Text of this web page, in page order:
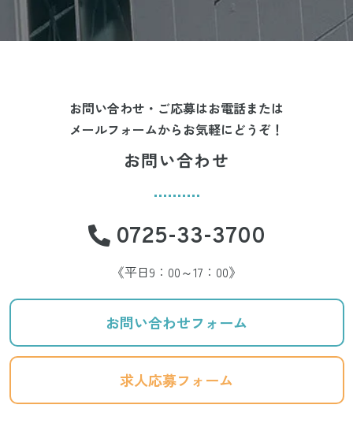
お問い合わせ・ご応募はお電話または
メールフォームからお気軽にどうぞ！
お問い合わせ
0725-33-3700
《平日9：00～17：00》
お問い合わせフォーム
求人応募フォーム